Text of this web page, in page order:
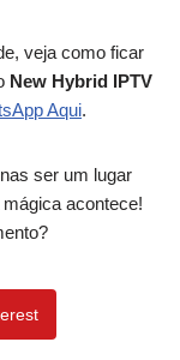
veja como ficar
New Hybrid IPTV
Aqui.
ser um lugar
acontece!